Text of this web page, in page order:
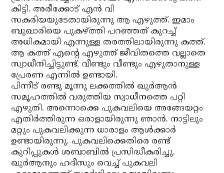
കിട്ടി. അരീക്കോട് എന്‍ വി
സകരിയയുടേതായിരുന്നു ആ എഴുത്ത്. ഇമാം
ബുഖാരിയെ പുകഴ്ത്തി പറഞ്ഞത് കുറച്ച്
അധികമായി എന്നുള്ള തരത്തിലായിരുന്നു കത്ത്.
ആ കത്ത് എന്റെ എഴുത്ത് ജീവിതത്തെ വല്ലാതെ
സ്വാധീനിച്ചിട്ടുണ്ട്. വീണ്ടും വീണ്ടും എഴുതാനുള്ള
പ്രേരണ എന്നില്‍ ഉണ്ടായി.
പിന്നീട് രണ്ടു മൂന്നു ലക്കത്തില്‍ ഖുര്‍ആന്‍
സമൂഹത്തില്‍ വരുത്തിയ സ്വാധീനത്തെ പറ്റി
എഴുതി. അന്നൊക്കെ പുകവലിയെ അങ്ങേയറ്റം
എതിര്‍ത്തിരുന്ന ഒരാളായിരുന്നു ഞാന്‍. നാട്ടിലും
മറ്റും പുകവലിക്കുന്ന ധാരാളം ആള്‍ക്കാര്‍
ഉണ്ടായിരുന്നു. പുകവലിക്കെതിരെ രണ്ട്
കുറിപ്പുകള്‍ ശബാബില്‍ പ്രസിദ്ധീകരിച്ചു.
ഖുര്‍ആനും ഹദീസും വെച്ച് പുകവലി